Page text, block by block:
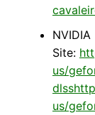
NVIDIA
Site:
us/
us/